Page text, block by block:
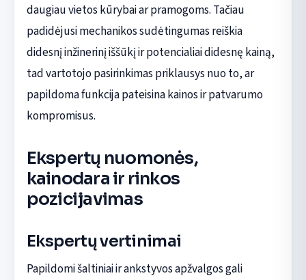
daugiau vietos kūrybai ar pramogoms. Tačiau
padidėjusi mechanikos sudėtingumas reiškia
didesnį inžinerinį iššūkį ir potencialiai didesnę kainą,
tad vartotojo pasirinkimas priklausys nuo to, ar
papildoma funkcija pateisina kainos ir patvarumo
kompromisus.
Ekspertų nuomonės,
kainodara ir rinkos
pozicijavimas
Ekspertų vertinimai
Papildomi šaltiniai ir ankstyvos apžvalgos gali